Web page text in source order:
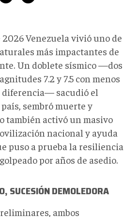
Venezuela vivió uno de
más impactantes de
Un doblete sísmico —dos
7.2 y 7.5 con menos
diferencia— sacudió el
sembró muerte y
también activó un masivo
nacional y ayuda
puso a prueba la resiliencia
por años de asedio.
SUCESIÓN DEMOLEDORA
ambos